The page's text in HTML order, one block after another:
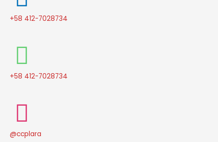
+58 412-7028734
+58 412-7028734
@ccplara